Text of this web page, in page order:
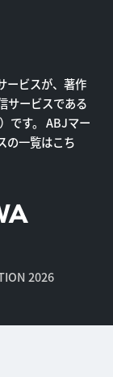
ービスが、著作
サービスである
です。 ABJマー
の一覧はこち
2026